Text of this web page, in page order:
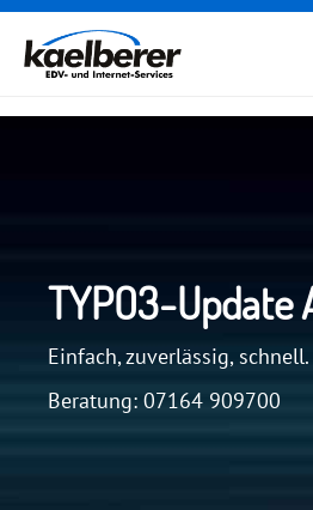
Zum
Hauptinhalt
springen
TYPO3-Update
Einfach, zuverlässig, schnell.
Beratung: 07164 909700